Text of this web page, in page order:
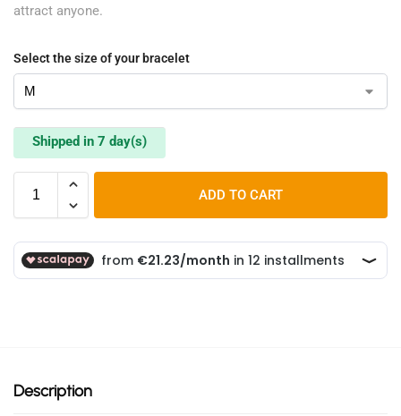
attract anyone.
Select the size of your bracelet
Shipped in 7 day(s)
ADD TO CART
Description